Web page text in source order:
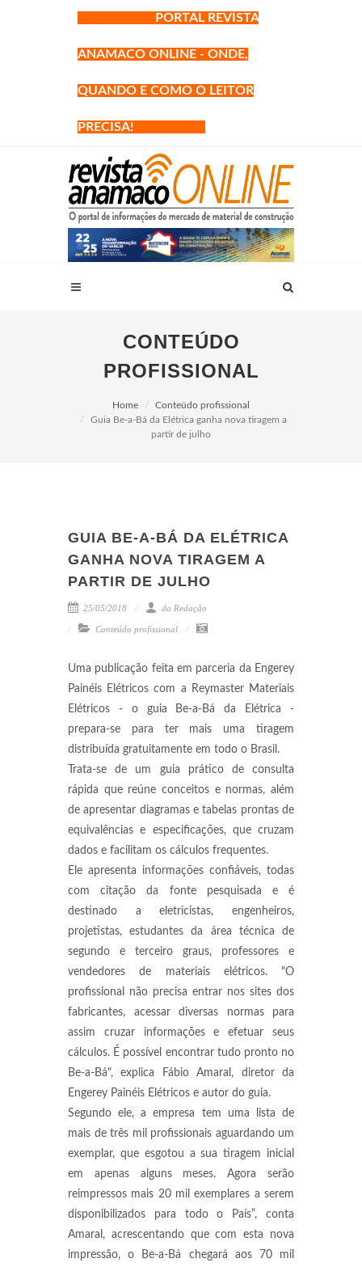
PORTAL REVISTA
ANAMACO ONLINE - ONDE,
QUANDO E COMO O LEITOR
PRECISA!
CONTEÚDO
PROFISSIONAL
Home
Conteúdo profissional
Guia Be-a-Bá da Elétrica ganha nova tiragem a
partir de julho
GUIA BE-A-BÁ DA ELÉTRICA
GANHA NOVA TIRAGEM A
PARTIR DE JULHO
25/05/2018 da Redação
Conteúdo profissional
Uma publicação feita em parceria da Engerey
Painéis Elétricos com a Reymaster Materiais
Elétricos - o guia Be-a-Bá da Elétrica -
prepara-se para ter mais uma tiragem
distribuída gratuitamente em todo o Brasil.
Trata-se de um guia prático de consulta
rápida que reúne conceitos e normas, além
de apresentar diagramas e tabelas prontas de
equivalências e especificações, que cruzam
dados e facilitam os cálculos frequentes.
Ele apresenta informações confiáveis, todas
com citação da fonte pesquisada e é
destinado a eletricistas, engenheiros,
projetistas, estudantes da área técnica de
segundo e terceiro graus, professores e
vendedores de materiais elétricos. "O
profissional não precisa entrar nos sites dos
fabricantes, acessar diversas normas para
assim cruzar informações e efetuar seus
cálculos. É possível encontrar tudo pronto no
Be-a-Bá", explica Fábio Amaral, diretor da
Engerey Painéis Elétricos e autor do guia.
Segundo ele, a empresa tem uma lista de
mais de três mil profissionais aguardando um
exemplar, que esgotou a sua tiragem inicial
em apenas alguns meses. Agora serão
reimpressos mais 20 mil exemplares a serem
disponibilizados para todo o País”, conta
Amaral, acrescentando que com esta nova
impressão, o Be-a-Bá chegará aos 70 mil